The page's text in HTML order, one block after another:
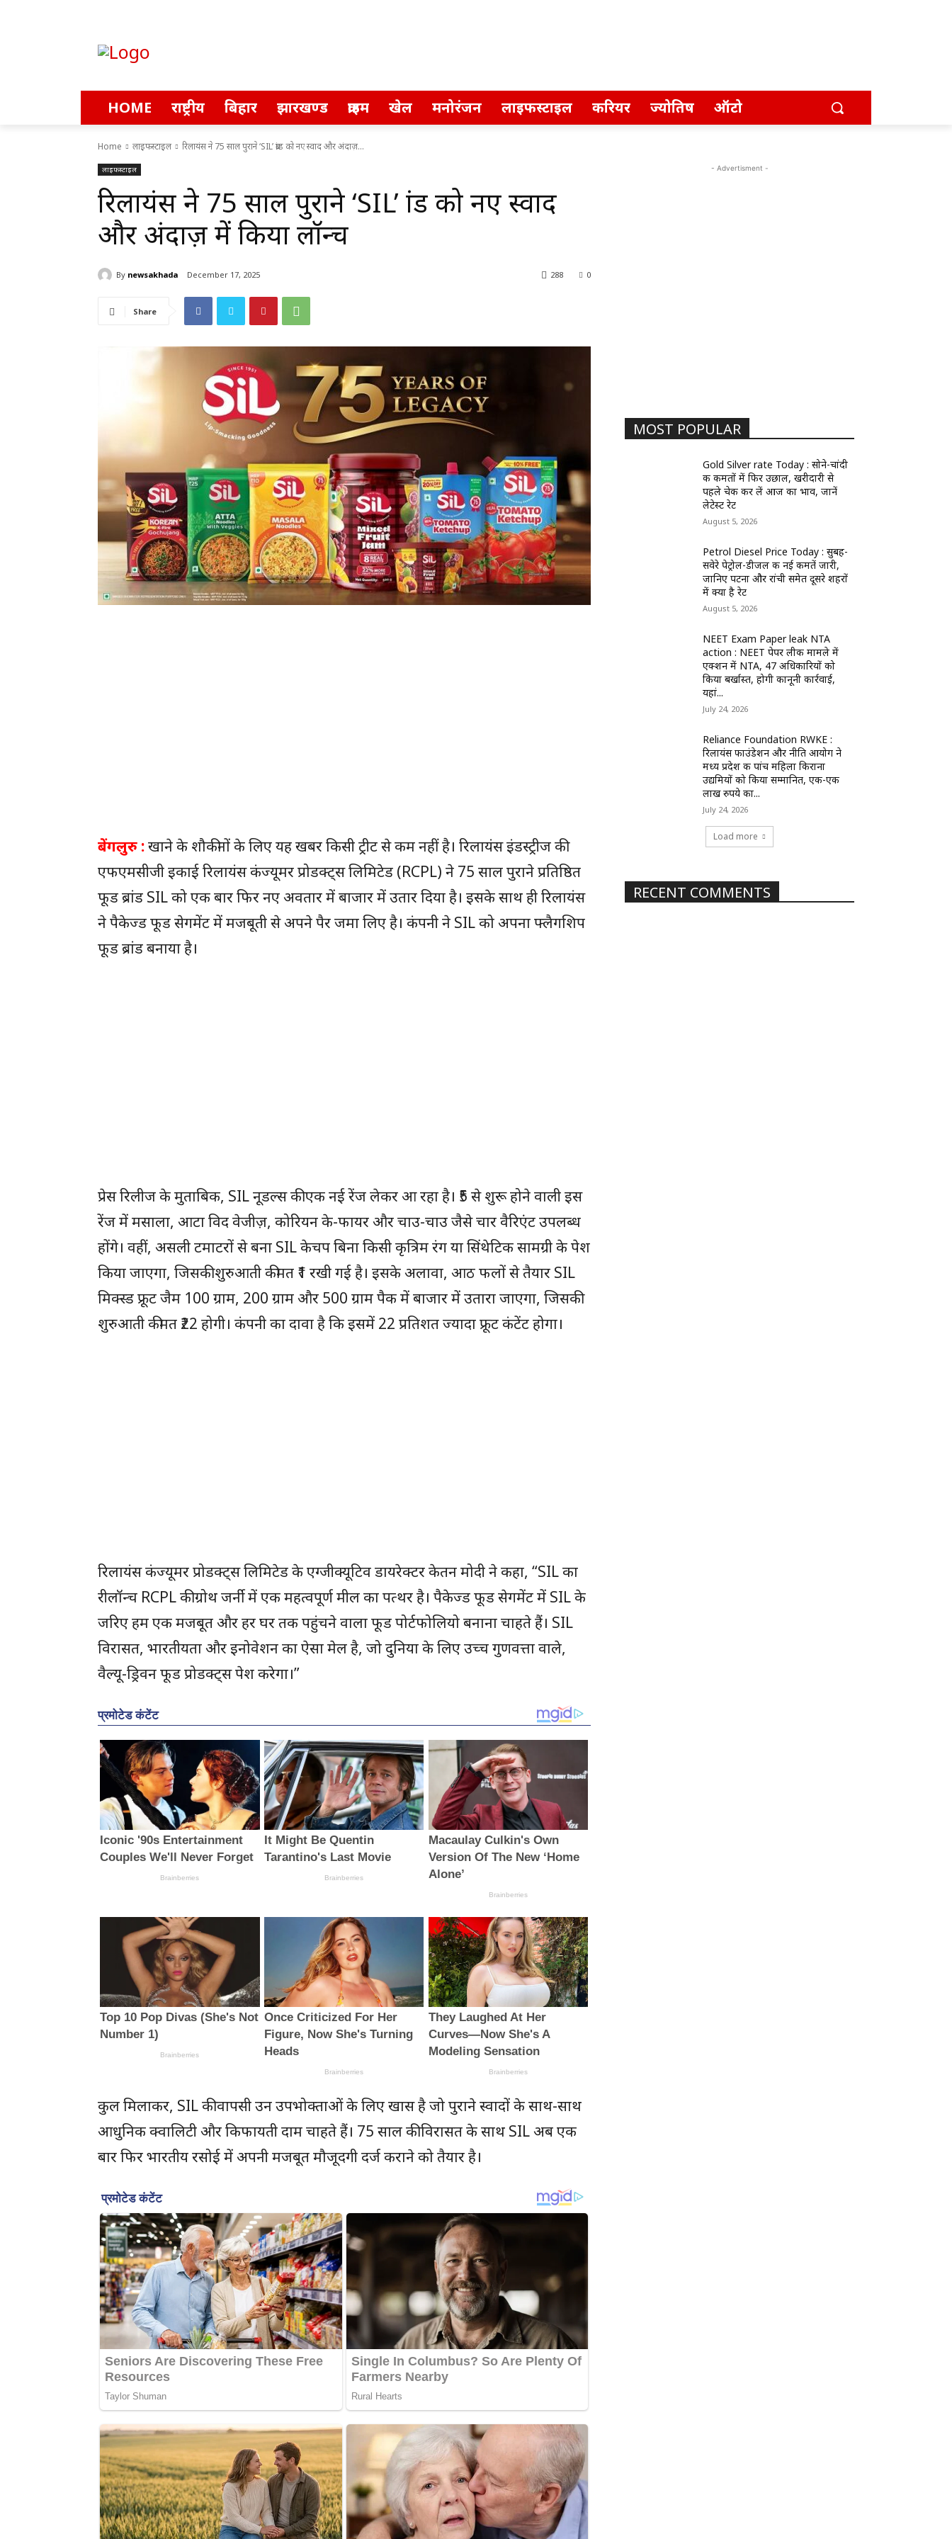
HOME राष्ट्रीय बिहार झारखण्ड क्राइम खेल मनोरंजन लाइफस्टाइल करियर ज्योतिष ऑटो
Home लाइफस्टाइल रिलायंस ने 75 साल पुराने ‘SIL’ ब्रांड को नए स्वाद और अंदाज़...
लाइफस्टाइल
रिलायंस ने 75 साल पुराने ‘SIL’ ब्रांड को नए स्वाद
और अंदाज़ में किया लॉन्च
By newsakhada December 17, 2025 0
288
Share
बेंगलुरु :खाने के शौकीनों के लिए यह खबर किसी ट्रीट से कम नहीं है। रिलायंस इंडस्ट्रीज की
एफएमसीजी इकाई रिलायंस कंज्यूमर प्रोडक्ट्स लिमिटेड (RCPL) ने 75 साल पुराने प्रतिष्ठित
फूड ब्रांड SIL को एक बार फिर नए अवतार में बाजार में उतार दिया है। इसके साथ ही रिलायंस
ने पैकेज्ड फूड सेगमेंट में मजबूती से अपने पैर जमा लिए है। कंपनी ने SIL को अपना फ्लैगशिप
फूड ब्रांड बनाया है।
प्रेस रिलीज के मुताबिक, SIL नूडल्स की एक नई रेंज लेकर आ रहा है। ₹5 से शुरू होने वाली इस
रेंज में मसाला, आटा विद वेजीज़, कोरियन के-फायर और चाउ-चाउ जैसे चार वैरिएंट उपलब्ध
होंगे। वहीं, असली टमाटरों से बना SIL केचप बिना किसी कृत्रिम रंग या सिंथेटिक सामग्री के पेश
किया जाएगा, जिसकी शुरुआती कीमत ₹1 रखी गई है। इसके अलावा, आठ फलों से तैयार SIL
मिक्स्ड फ्रूट जैम 100 ग्राम, 200 ग्राम और 500 ग्राम पैक में बाजार में उतारा जाएगा, जिसकी
शुरुआती कीमत ₹22 होगी। कंपनी का दावा है कि इसमें 22 प्रतिशत ज्यादा फ्रूट कंटेंट होगा।
रिलायंस कंज्यूमर प्रोडक्ट्स लिमिटेड के एग्जीक्यूटिव डायरेक्टर केतन मोदी ने कहा, “SIL का
रीलॉन्च RCPL की ग्रोथ जर्नी में एक महत्वपूर्ण मील का पत्थर है। पैकेज्ड फूड सेगमेंट में SIL के
जरिए हम एक मजबूत और हर घर तक पहुंचने वाला फूड पोर्टफोलियो बनाना चाहते हैं। SIL
विरासत, भारतीयता और इनोवेशन का ऐसा मेल है, जो दुनिया के लिए उच्च गुणवत्ता वाले,
वैल्यू-ड्रिवन फूड प्रोडक्ट्स पेश करेगा।”
कुल मिलाकर, SIL की वापसी उन उपभोक्ताओं के लिए खास है जो पुराने स्वादों के साथ-साथ
आधुनिक क्वालिटी और किफायती दाम चाहते हैं। 75 साल की विरासत के साथ SIL अब एक
बार फिर भारतीय रसोई में अपनी मजबूत मौजूदगी दर्ज कराने को तैयार है।
- Advertisment -
MOST POPULAR
Gold Silver rate Today : सोने-चांदी
की कीमतों में फिर उछाल, खरीदारी से
पहले चेक कर लें आज का भाव, जानें
लेटेस्ट रेट
August 5, 2026
Petrol Diesel Price Today : सुबह-
सवेरे पेट्रोल-डीजल की नई कीमतें जारी,
जानिए पटना और रांची समेत दूसरे शहरों
में क्या है रेट
August 5, 2026
NEET Exam Paper leak NTA
action : NEET पेपर लीक मामले में
एक्शन में NTA, 47 अधिकारियों को
किया बर्खास्त, होगी कानूनी कार्रवाई,
यहां...
July 24, 2026
Reliance Foundation RWKE :
रिलायंस फाउंडेशन और नीति आयोग ने
मध्य प्रदेश की पांच महिला किराना
उद्यमियों को किया सम्मानित, एक-एक
लाख रुपये का...
July 24, 2026
Load more
RECENT COMMENTS